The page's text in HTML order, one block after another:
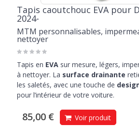
Tapis caoutchouc EVA pour
2024-
MTM personnalisables,
nettoyer
Tapis en EVA sur mesure, légers,
à nettoyer. La surface drainante
les saletés, avec une touche de
pour l’intérieur de votre voiture.
85,00 € Voir produit